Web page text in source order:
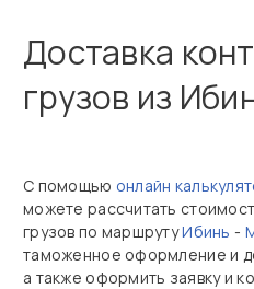
Доставка
грузов из
С помощью онлайн
можете рассчитать
грузов по маршрутуИбинь -
таможенное оформление и
а также оформить заявку и